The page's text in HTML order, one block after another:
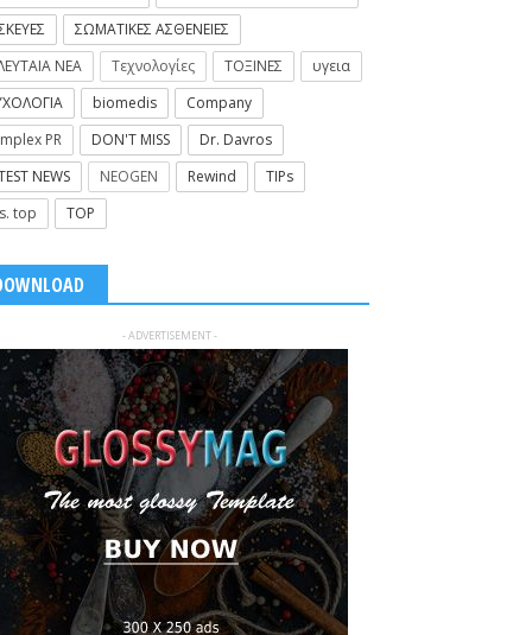
ΣΩΜΑΤΙΚΕΣ ΑΣΘΕΝΕΙΕΣ
ΝΕΑ
Τεχνολογίες ΤΟΞΙΝΕΣ
υγεια
biomedis
Company
PR
DON'T MISS
Dr. Davros
NEWS
NEOGEN Rewind
TIPs
top
TOP
- ADVERTISEMENT -